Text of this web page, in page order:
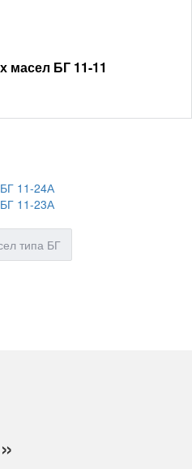
масел БГ 11-11
11-24А
11-23А
типа БГ